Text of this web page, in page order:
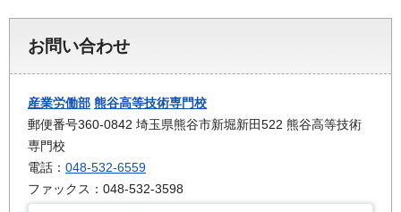
お問い合わせ
産業労働部 熊谷高等技術専門校
郵便番号360-0842 埼玉県熊谷市新堀新田522 熊谷高等技術
専門校
電話： 048-532-6559
ファックス：048-532-3598